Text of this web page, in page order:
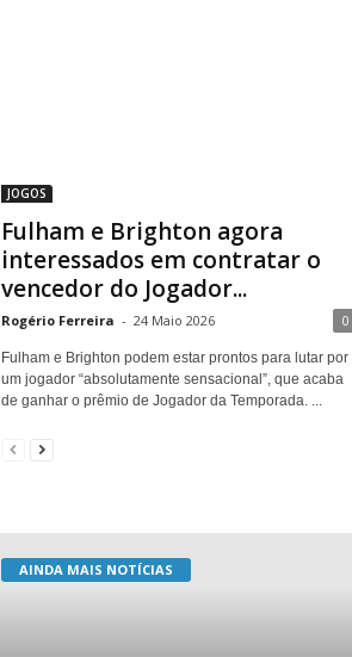
JOGOS
Fulham e Brighton agora
interessados ​​em contratar o
vencedor do Jogador...
Rogério Ferreira - 24 Maio 2026 0
Fulham e Brighton podem estar prontos para lutar por
um jogador “absolutamente sensacional”, que acaba
de ganhar o prêmio de Jogador da Temporada. ...
AINDA MAIS NOTÍCIAS